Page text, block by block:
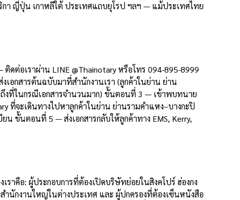
กา ญี่ปุ่น เกาหลีใต้ ประเทศแถบยุโรป ฯลฯ — แม้ประเทศไทย
ต่อเราผ่าน LINE @Thainotary หรือโทร 094-895-8999
เอกสารต้นฉบับมาที่สำนักงานเรา (ลูกค้าในย่าน ย่าน
ถึงที่ในกรณีเอกสารจำนวนมาก) ขั้นตอนที่ 3 — เข้าพบทนาย
ที่จะเดินทางไปหาลูกค้าในย่าน ย่านรามคำแหง–บางกะปิ
ขั้นตอนที่ 5 — ส่งเอกสารกลับให้ลูกค้าทาง EMS, Kerry,
ราคือ: ผู้ประกอบการที่ต้องเปิดบริษัทย่อยในสิงคโปร์ ฮ่องกง
นักงานใหญ่ในต่างประเทศ และ ผู้ปกครองที่ต้องเซ็นหนังสือ